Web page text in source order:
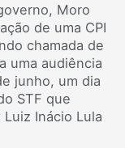
Moro
de uma CPI
chamada de
uma audiência
junho, um dia
STF que
Inácio Lula